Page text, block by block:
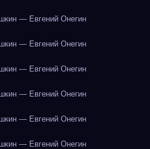
— Евгений Онегин
— Евгений Онегин
— Евгений Онегин
— Евгений Онегин
— Евгений Онегин
— Евгений Онегин